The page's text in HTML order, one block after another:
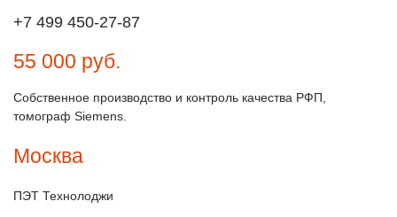
+7 499 450-27-87
55 000 руб.
Собственное производство и контроль качества РФП,
томограф Siemens.
Москва
ПЭТ Технолоджи